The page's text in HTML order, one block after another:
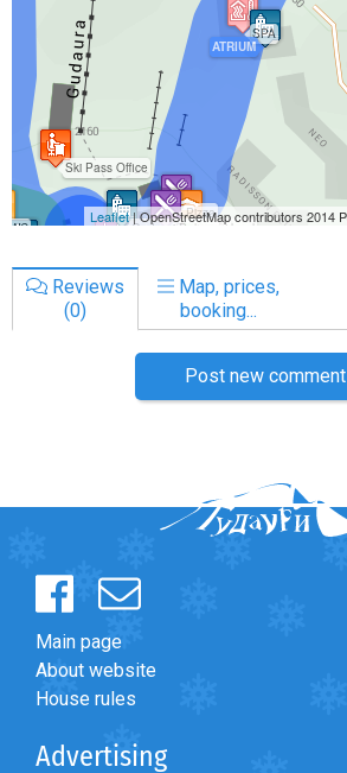
Reviews
(0)
Map, prices,
booking...
Post new comment
Main page
About website
House rules
Advertising